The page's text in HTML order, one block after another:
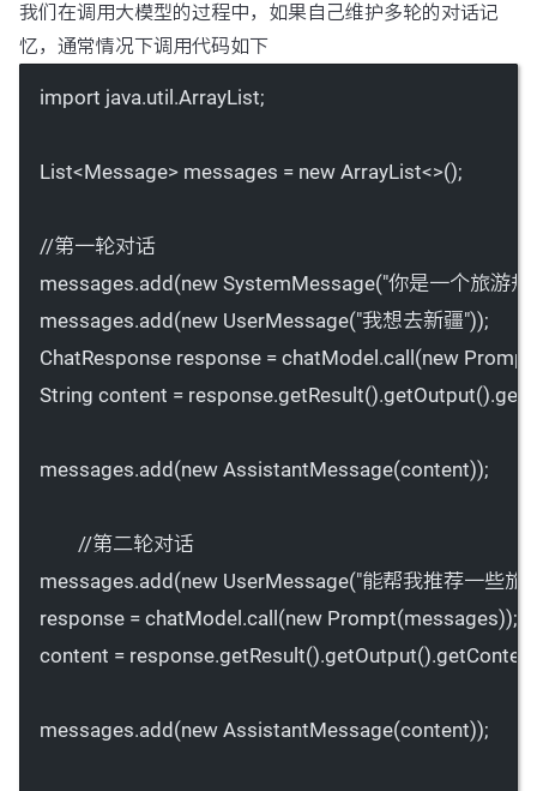
我们在调用大模型的过程中，如果自己维护多轮的对话记
忆，通常情况下调用代码如下
import java.util.ArrayList;
List<Message> messages = new ArrayList<>();
//第一轮对话
messages.add (new SystemMessage("你是一个旅游规
messages.add (new UserMessage("我想去新疆"));
ChatResponse response = chatModel.call (new Prompt
String content = response.getResult().getOutput().
messages.add (new AssistantMessage(content));
//第二轮对话
messages.add (new UserMessage("能帮我推荐一些旅
response = chatModel.call (new Prompt(messages));
content = response.getResult().getOutput().getContent
messages.add (new AssistantMessage(content));